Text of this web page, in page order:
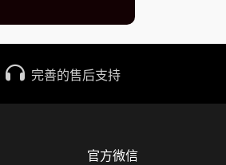
完善的售后支持
官方微信